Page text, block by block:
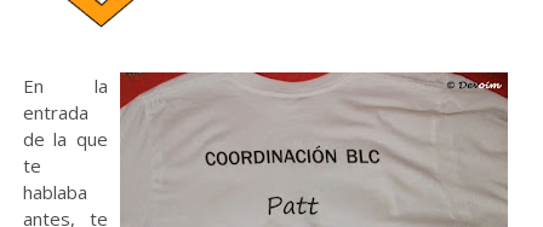
En la
entrada
de la que
te
hablaba
antes, te